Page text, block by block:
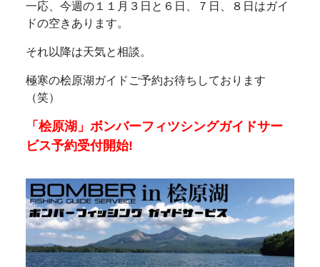
一応、今週の１１月３日と６日、７日、８日はガイ
ドの空きあります。
それ以降は天気と相談。
極寒の桧原湖ガイドご予約お待ちしております
（笑）
「桧原湖」ボンバーフィツシングガイドサー
ビス予約受付開始!